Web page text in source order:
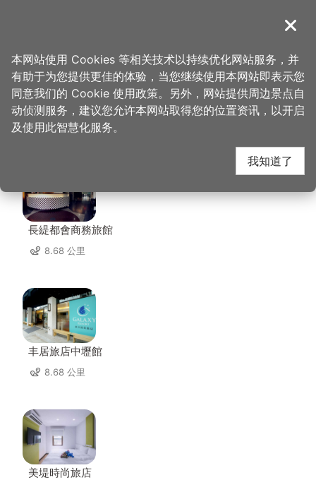
導覽
首页 > 想去的地方 > 住宿 > 青隅民宿
青隅民宿 周边住宿
長緹都會商務旅館
8.68 公里
丰居旅店中壢館
8.68 公里
美堤時尚旅店
关闭
本网站使用 Cookies 等相关技术以持续优化网站服务，并
有助于为您提供更佳的体验，当您继续使用本网站即表示您
同意我们的 Cookie 使用政策。另外，网站提供周边景点自
动侦测服务，建议您允许本网站取得您的位置资讯，以开启
及使用此智慧化服务。
我知道了